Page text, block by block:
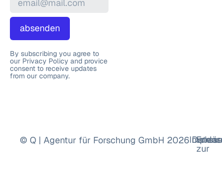
absenden
By subscribing you agree to
our Privacy Policy and provice
consent to receive updates
from our company.
© Q | Agentur für Forschung GmbH 2026
zur